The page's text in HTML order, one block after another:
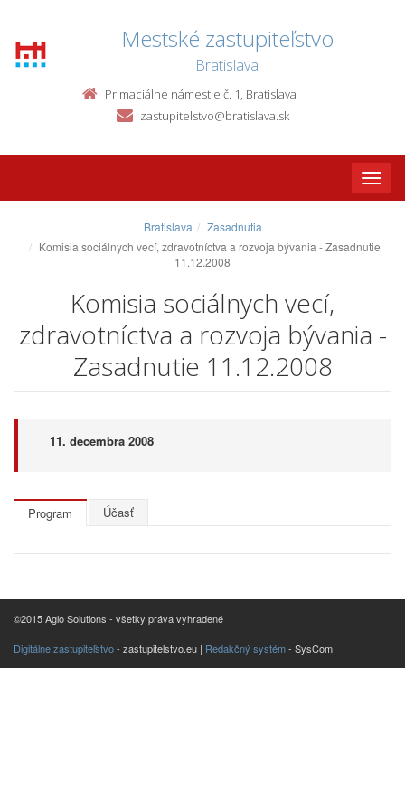
Mestské zastupiteľstvo
Bratislava
Primaciálne námestie č. 1, Bratislava
zastupitelstvo@bratislava.sk
Toggle
Bratislava
Zasadnutia
Komisia sociálnych vecí, zdravotníctva a rozvoja bývania - Zasadnutie
11.12.2008
Komisia sociálnych vecí,
zdravotníctva a rozvoja bývania -
Zasadnutie 11.12.2008
11. decembra 2008
Program Účasť
©2015 Aglo Solutions - všetky práva vyhradené
Digitálne zastupiteľstvo- zastupitelstvo.eu | Redakčný systém- SysCom